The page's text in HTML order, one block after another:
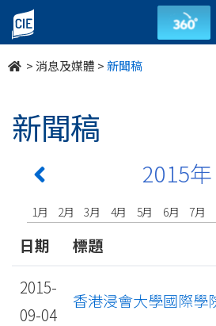
undefined
>消息及媒體 >新聞稿
新聞稿
2015年
1月 2月 3月 4月 5月 6月 7月
日期
標題
2015-
09-04
香港浸會大學國際學